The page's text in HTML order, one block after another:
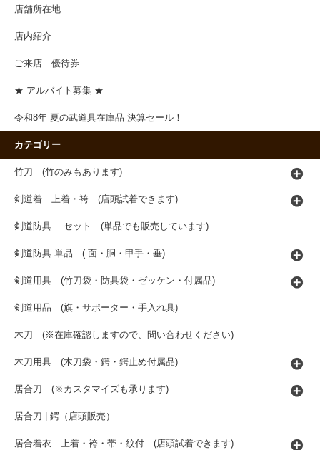
店舗所在地
店内紹介
ご来店 優待券
★ アルバイト募集 ★
令和8年 夏の武道具在庫品 決算セール！
カテゴリー
竹刀 (竹のみもあります)
剣道着 上着・袴 (店頭試着できます)
剣道防具 セット (単品でも販売しています)
剣道防具 単品 ( 面・胴・甲手・垂)
剣道用具 (竹刀袋・防具袋・ゼッケン・付属品)
剣道用品 (旗・サポーター・手入れ具)
木刀 (※在庫確認しますので、問い合わせください)
木刀用具 (木刀袋・鍔・鍔止め付属品)
居合刀 (※カスタマイズも承ります)
居合刀 | 鍔（店頭販売）
居合着衣 上着・袴・帯・紋付 (店頭試着できます)